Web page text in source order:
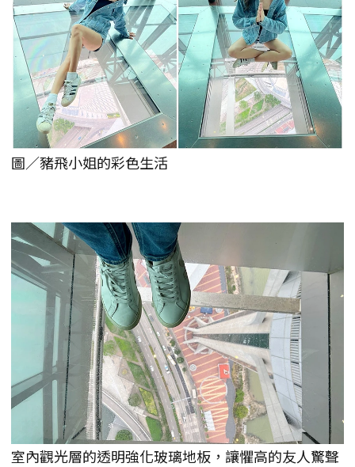
圖／豬飛小姐的彩色生活
室內觀光層的透明強化玻璃地板，讓懼高的友人驚聲